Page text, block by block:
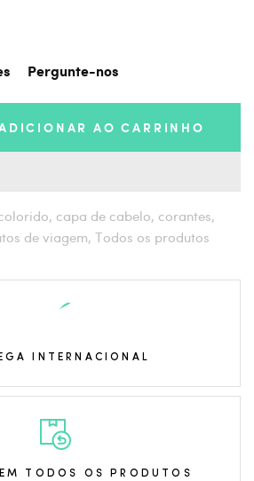
Pergunte-nos
AO CARRINHO
capa de cabelo, corantes,
de viagem, Todos os produtos
INTERNACIONAL
TODOS OS PRODUTOS